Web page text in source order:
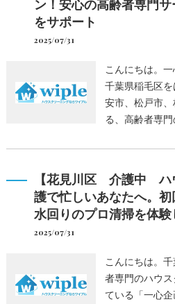
ン！安心の高齢者専門
をサポート
2025/07/31
こんにちは。
千葉県稲毛区
安市、松戸市
る、高齢者専
【花見川区 介護中 ハ
護で忙しいあなたへ。
水回りのプロ清掃を体験
2025/07/31
こんにちは。
者専門のハウ
ている「一心